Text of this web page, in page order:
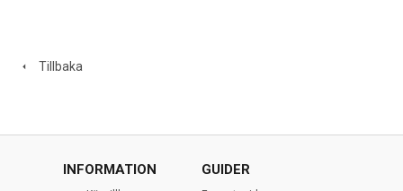
Tillbaka
INFORMATION GUIDER